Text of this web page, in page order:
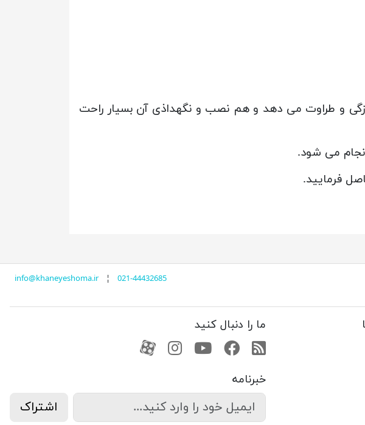
و طراوت می دهد و هم نصب و نگهداذی آن بسیار راحت
می شود.
فرمایید.
info@khaneyeshoma.ir¦ 021-44432685
ما را دنبال کنید
RSS فیسبوکیوتیوبکانال آپارات
کانال آپارات
خبرنامه
اشتراک